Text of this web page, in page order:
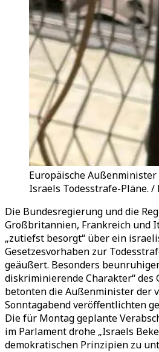
Europäische Außenminister
Israels Todesstrafe-Pläne. /
Die Bundesregierung und die
Großbritannien, Frankreich und
„zutiefst besorgt“ über ein
Gesetzesvorhaben zur
geäußert. Besonders
diskriminierende Charakter“ des
betonten die Außenminister der
Sonntagabend veröffentlichten
Die für Montag geplante
im Parlament drohe „Israels
demokratischen Prinzipien zu